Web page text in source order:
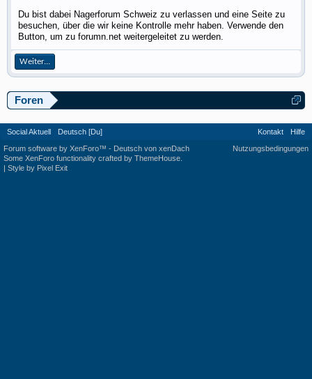
Du bist dabei Nagerforum Schweiz zu verlassen und eine Seite zu
besuchen, über die wir keine Kontrolle mehr haben. Verwende den
Button, um zu forumn.net weitergeleitet zu werden.
Weiter...
Foren
Social Aktuell Deutsch [Du] Kontakt
Hilfe
Nutzungsbedingungen
Forum software by XenForo™ - Deutsch von xenDach
Some XenForo functionality crafted by ThemeHouse
| Style by Pixel Exit